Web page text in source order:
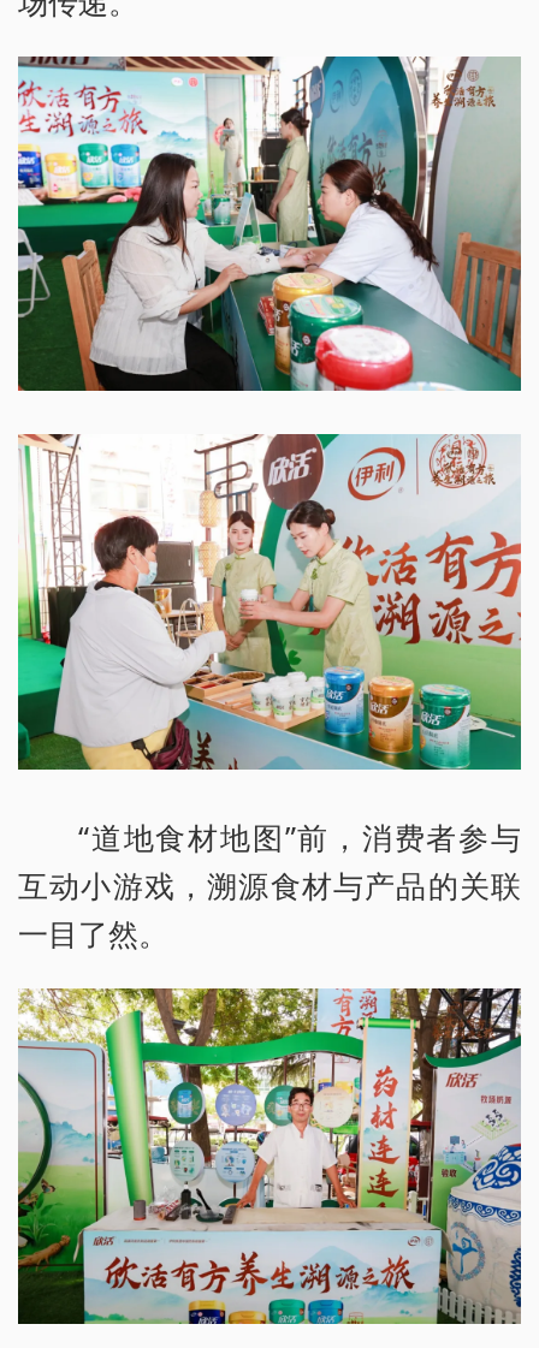
“道地食材地图”前，消费者参与
互动小游戏，溯源食材与产品的关联
一目了然。